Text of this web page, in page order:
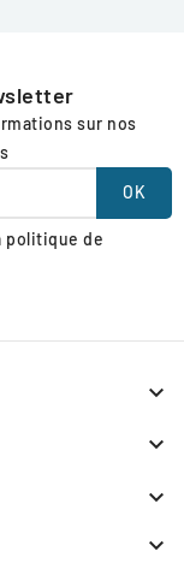
sur nos
politique de



